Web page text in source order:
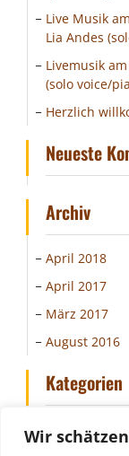
Wir
Live Musik
Lia Andes
Livemusik
(solo voice/
Herzlich
Neueste
Archiv
April 2018
April 2017
März 2017
August 2016
Kategorien
Allgemein